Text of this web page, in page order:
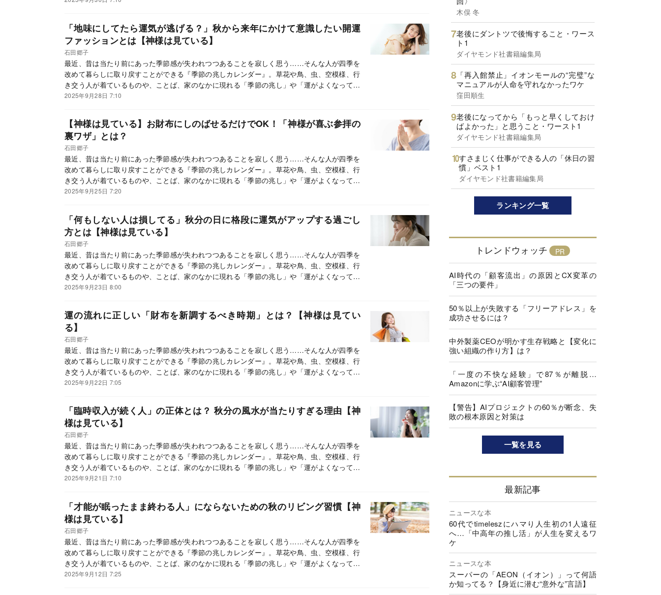
「地味にしてたら運気が逃げる？」秋から来年にかけて意識したい開運
ファッションとは【神様は見ている】
石田郷子
最近、昔は当たり前にあった季節感が失われつつあることを寂しく思う……そんな人が四季を
改めて暮らしに取り戻すことができる『季節の兆しカレンダー』。草花や鳥、虫、空模様、行
き交う人が着ているものや、ことば、家のなかに現れる「季節の兆し」や「運がよくなってき
ているサイン」、を、二十四節気、七十二候に沿って、紹介しています。この連載では、とく
2025年9月28日 7:10
【神様は見ている】お財布にしのばせるだけでOK！「神様が喜ぶ参拝の
裏ワザ」とは？
石田郷子
最近、昔は当たり前にあった季節感が失われつつあることを寂しく思う……そんな人が四季を
改めて暮らしに取り戻すことができる『季節の兆しカレンダー』。草花や鳥、虫、空模様、行
き交う人が着ているものや、ことば、家のなかに現れる「季節の兆し」や「運がよくなってき
ているサイン」、を、二十四節気、七十二候に沿って、紹介しています。この連載では、とく
2025年9月25日 7:20
「何もしない人は損してる」秋分の日に格段に運気がアップする過ごし
方とは【神様は見ている】
石田郷子
最近、昔は当たり前にあった季節感が失われつつあることを寂しく思う……そんな人が四季を
改めて暮らしに取り戻すことができる『季節の兆しカレンダー』。草花や鳥、虫、空模様、行
き交う人が着ているものや、ことば、家のなかに現れる「季節の兆し」や「運がよくなってき
ているサイン」、を、二十四節気、七十二候に沿って、紹介しています。この連載では、とく
2025年9月23日 8:00
運の流れに正しい「財布を新調するべき時期」とは？【神様は見てい
る】
石田郷子
最近、昔は当たり前にあった季節感が失われつつあることを寂しく思う……そんな人が四季を
改めて暮らしに取り戻すことができる『季節の兆しカレンダー』。草花や鳥、虫、空模様、行
き交う人が着ているものや、ことば、家のなかに現れる「季節の兆し」や「運がよくなってき
ているサイン」、を、二十四節気、七十二候に沿って、紹介しています。この連載では、とく
2025年9月22日 7:05
「臨時収入が続く人」の正体とは？ 秋分の風水が当たりすぎる理由【神
様は見ている】
石田郷子
最近、昔は当たり前にあった季節感が失われつつあることを寂しく思う……そんな人が四季を
改めて暮らしに取り戻すことができる『季節の兆しカレンダー』。草花や鳥、虫、空模様、行
き交う人が着ているものや、ことば、家のなかに現れる「季節の兆し」や「運がよくなってき
ているサイン」、を、二十四節気、七十二候に沿って、紹介しています。この連載では、とく
2025年9月21日 7:10
「才能が眠ったまま終わる人」にならないための秋のリビング習慣【神
様は見ている】
石田郷子
最近、昔は当たり前にあった季節感が失われつつあることを寂しく思う……そんな人が四季を
改めて暮らしに取り戻すことができる『季節の兆しカレンダー』。草花や鳥、虫、空模様、行
き交う人が着ているものや、ことば、家のなかに現れる「季節の兆し」や「運がよくなってき
ているサイン」、を、二十四節気、七十二候に沿って、紹介しています。この連載では、とく
2025年9月12日 7:25
木俣 冬
老後にダントツで後悔すること・ワース
ト1
ダイヤモンド社書籍編集局
「再入館禁止」イオンモールの“完璧”な
マニュアルが人命を守れなかったワケ
窪田順生
老後になってから「もっと早くしておけ
ばよかった」と思うこと・ワースト1
ダイヤモンド社書籍編集局
すさまじく仕事ができる人の「休日の習
慣」ベスト1
ダイヤモンド社書籍編集局
ランキング一覧
トレンドウォッチ
AI時代の「顧客流出」の原因とCX変革の
「三つの要件」
50％以上が失敗する「フリーアドレス」を
成功させるには？
中外製薬CEOが明かす生存戦略と【変化に
強い組織の作り方】は？
「一度の不快な経験」で87％が離脱…
Amazonに学ぶ“AI顧客管理”
【警告】AIプロジェクトの60％が断念、失
敗の根本原因と対策は
一覧を見る
最新記事
ニュースな本
60代でtimeleszにハマり人生初の1人遠征
へ…「中高年の推し活」が人生を変えるワ
ケ
ニュースな本
スーパーの「AEON（イオン）」って何語
か知ってる？【身近に潜む“意外な”言語】